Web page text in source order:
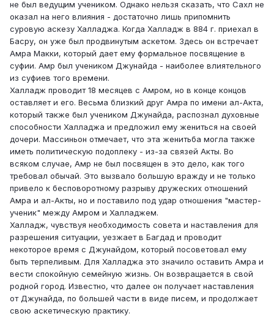
не был ведущим учеником. Однако нельзя сказать, что Сахл не
оказал на него влияния - достаточно лишь припомнить
суровую аскезу Халладжа. Когда Халладж в 884 г. приехал в
Басру, он уже был продвинутым аскетом. Здесь он встречает
Амра Макки, который дает ему формальное посвящение в
суфии. Амр был учеником Джунайда - наиболее влиятельного
из суфиев того времени.
Халладж проводит 18 месяцев с Амром, но в конце концов
оставляет и его. Весьма близкий друг Амра по имени ал-Акта,
который также был учеником Джунайда, распознал духовные
способности Халладжа и предложил ему жениться на своей
дочери. Массиньон отмечает, что эта женитьба могла также
иметь политическую подоплеку - из-за связей Акты. Во
всяком случае, Амр не был посвящен в это дело, как того
требовал обычай. Это вызвало большую вражду и не только
привело к бесповоротному разрыву дружеских отношений
Амра и ал-Акты, но и поставило под удар отношения "мастер-
ученик" между Амром и Халладжем.
Халладж, чувствуя необходимость совета и наставления для
разрешения ситуации, уезжает в Багдад и проводит
некоторое время с Джунайдом, который посоветовал ему
быть терпеливым. Для Халладжа это значило оставить Амра и
вести спокойную семейную жизнь. Он возвращается в свой
родной город. Известно, что далее он получает наставления
от Джунайда, по большей части в виде писем, и продолжает
свою аскетическую практику.